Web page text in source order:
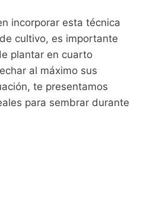
incorporar esta técnica
cultivo, es importante
plantar en cuarto
al máximo sus
te presentamos
para sembrar durante